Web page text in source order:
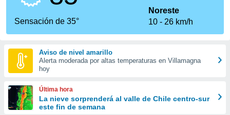
calidad.
a este
las
y
forma
digital
basada
Sensación de 35°
Noreste
10
26 km/h
Aviso de nivel amarillo
Alerta moderada por altas temperaturas en Villamagna
hoy
Última hora
La nieve sorprenderá al valle de Chile centro-sur
este fin de semana